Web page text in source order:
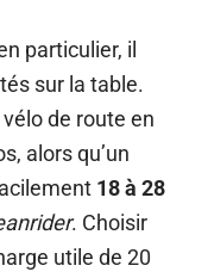
particulier, il
sur la table.
de route en
alors qu’un
18 à 28
. Choisir
utile de 20